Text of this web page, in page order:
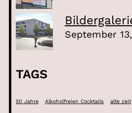
September
TAGS
50 Jahre Alkoholfreien Cocktails alte zeit